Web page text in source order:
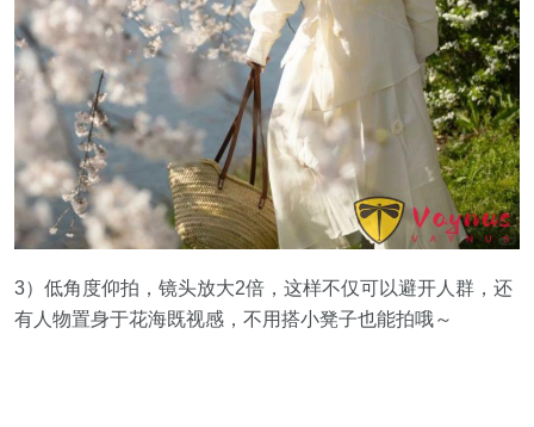
3）低角度仰拍，镜头放大2倍，这样不仅可以避开人群，还
有人物置身于花海既视感，不用搭小凳子也能拍哦～